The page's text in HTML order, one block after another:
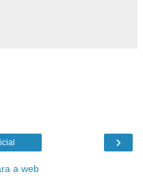
›
a web